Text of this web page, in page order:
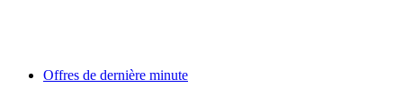
Offres de dernière minute